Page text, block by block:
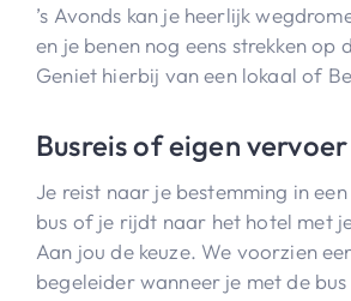
’s Avonds kan je heerlijk
en je benen nog eens strekken op
Geniet hierbij van een lokaal of
Busreis of eigen vervoer
Je reist naar je bestemming in
bus of je rijdt naar het hotel met
Aan jou de keuze. We voorzien
begeleider wanneer je met de